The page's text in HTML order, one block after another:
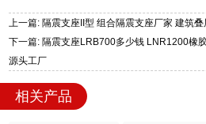
上一篇: 隔震支座II型 组合隔震支座厂家 建筑
下一篇: 隔震支座LRB700多少钱 LNR1200橡
源头工厂
相关产品